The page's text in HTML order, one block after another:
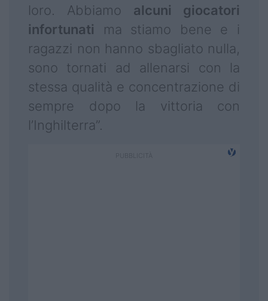
loro. Abbiamo alcuni giocatori
infortunati ma stiamo bene e i
ragazzi non hanno sbagliato nulla,
sono tornati ad allenarsi con la
stessa qualità e concentrazione di
sempre dopo la vittoria con
l’Inghilterra”.